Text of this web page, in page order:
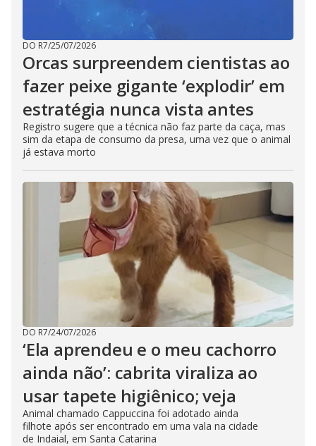
DO R7/25/07/2026
Orcas surpreendem cientistas ao
fazer peixe gigante ‘explodir’ em
estratégia nunca vista antes
Registro sugere que a técnica não faz parte da caça, mas
sim da etapa de consumo da presa, uma vez que o animal
já estava morto
DO R7/24/07/2026
‘Ela aprendeu e o meu cachorro
ainda não’: cabrita viraliza ao
usar tapete higiênico; veja
Animal chamado Cappuccina foi adotado ainda
filhote após ser encontrado em uma vala na cidade
de Indaial, em Santa Catarina